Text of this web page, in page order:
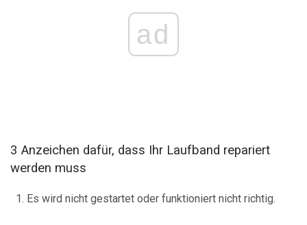
ad
3 Anzeichen dafür, dass Ihr Laufband repariert
werden muss
Es wird nicht gestartet oder funktioniert nicht richtig.